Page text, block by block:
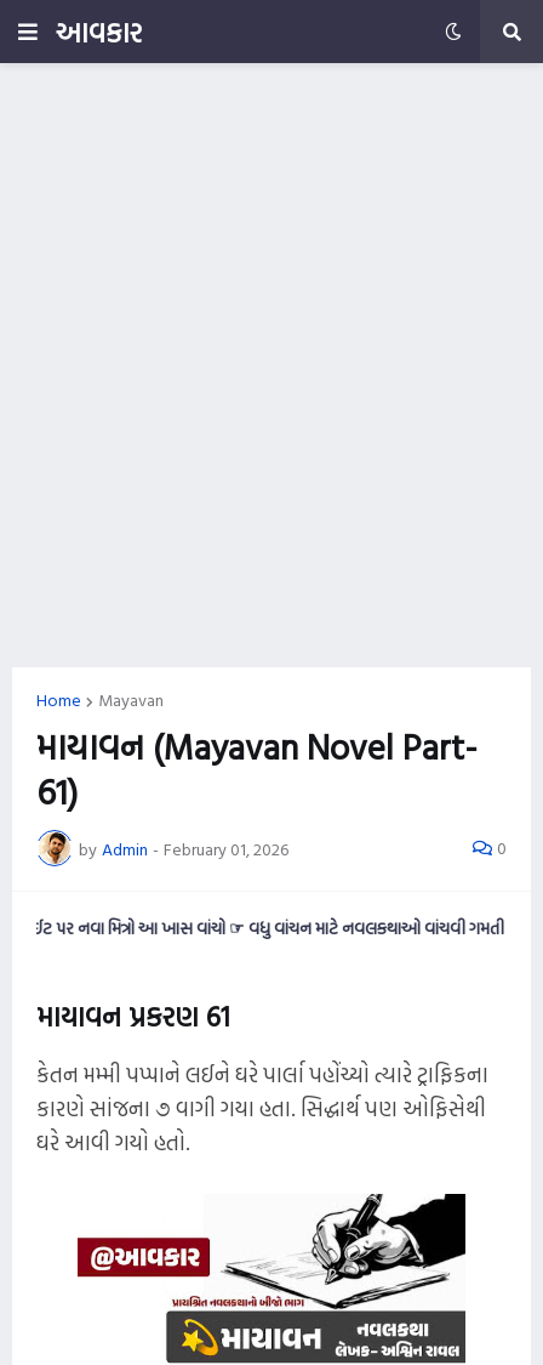
આવકાર
Home Mayavan
માયાવન (Mayavan Novel Part-
61)
byAdmin - February 01, 2026 0
મિત્રો આ ખાસ વાંચો ☞ વધુ વાંચન માટે નવલકથાઓ વાંચવી ગમતી હોય તો આ
માયાવન પ્રકરણ 61
કેતન મમ્મી પપ્પાને લઈને ઘરે પાર્લા પહોંચ્યો ત્યારે ટ્રાફિકના
કારણે સાંજના ૭ વાગી ગયા હતા. સિદ્ધાર્થ પણ ઓફિસેથી
ઘરે આવી ગયો હતો.